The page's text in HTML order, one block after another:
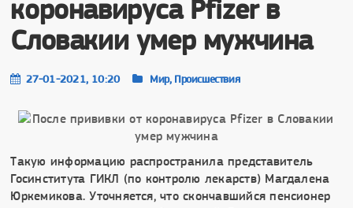
коронавируса Pfizer в
Словакии умер мужчина
27-01-2021, 10:20 Мир, Происшествия
Такую информацию распространила представитель
Госинститута ГИКЛ (по контролю лекарств) Магдалена
Юркемикова. Уточняется, что скончавшийся пенсионер